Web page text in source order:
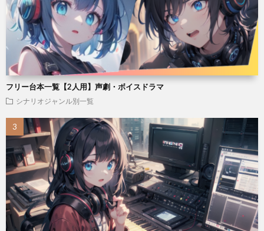
フリー台本一覧【2人用】声劇・ボイスドラマ
シナリオジャンル別一覧